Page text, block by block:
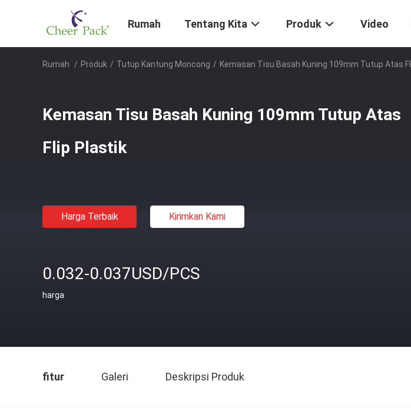
Rumah Tentang Kita Produk Video
Rumah / Produk / Tutup Kantung Moncong / Kemasan Tisu Basah Kuning 109mm Tutup Atas
Kemasan Tisu Basah Kuning 109mm Tutup Atas
Flip Plastik
Harga Terbaik Kirimkan Kami
0.032-0.037USD/PCS
harga
fitur Galeri Deskripsi Produk